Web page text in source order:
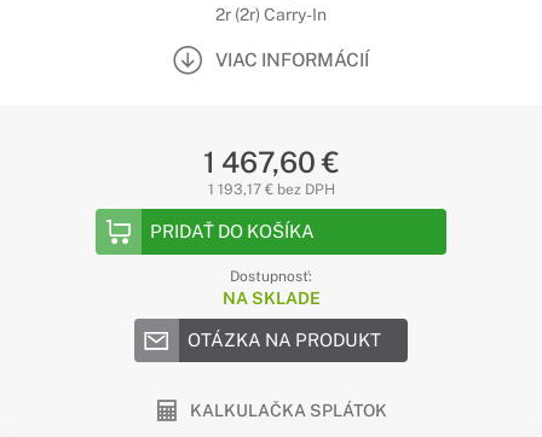
2r (2r) Carry-In
VIAC INFORMÁCIÍ
1 467,60 €
1 193,17 € bez DPH
PRIDAŤ DO KOŠÍKA
Dostupnosť:
NA SKLADE
OTÁZKA NA PRODUKT
KALKULAČKA SPLÁTOK